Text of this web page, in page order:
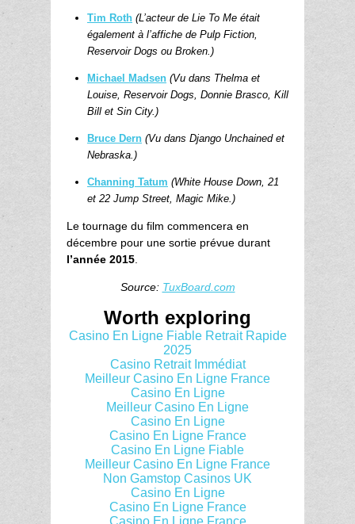
Tim Roth (L’acteur de Lie To Me était
également à l’affiche de Pulp Fiction,
Reservoir Dogs ou Broken.)
Michael Madsen (Vu dans Thelma et
Louise, Reservoir Dogs, Donnie Brasco, Kill
Bill et Sin City.)
Bruce Dern (Vu dans Django Unchained et
Nebraska.)
Channing Tatum (White House Down, 21
et 22 Jump Street, Magic Mike.)
Le tournage du film commencera en
décembre pour une sortie prévue durant
l’année 2015
Source: TuxBoard.com
Worth exploring
Casino En Ligne Fiable Retrait Rapide
2025
Casino Retrait Immédiat
Meilleur Casino En Ligne France
Casino En Ligne
Meilleur Casino En Ligne
Casino En Ligne
Casino En Ligne France
Casino En Ligne Fiable
Meilleur Casino En Ligne France
Non Gamstop Casinos UK
Casino En Ligne
Casino En Ligne France
Casino En Ligne France